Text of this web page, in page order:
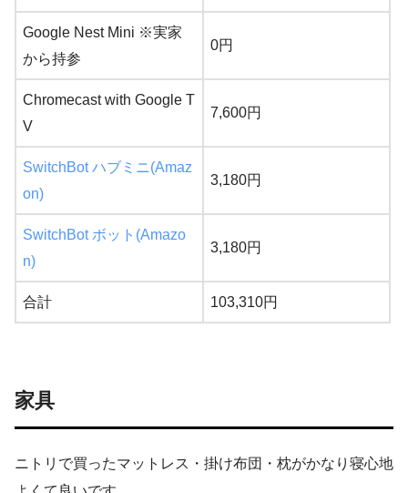
Google Nest Mini ※実家
から持参
0円
Chromecast with Google T
V
7,600円
SwitchBot ハブミニ(Amaz
on)
3,180円
SwitchBot ボット(Amazo
n)
3,180円
合計 103,310円
家具
ニトリで買ったマットレス・掛け布団・枕がかなり寝心地